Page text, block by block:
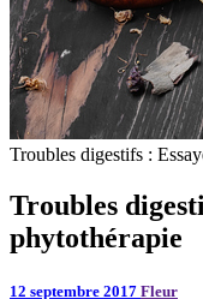
Troubles digestifs :
Troubles
phytothérapie
12 septembre 2017 Fleur